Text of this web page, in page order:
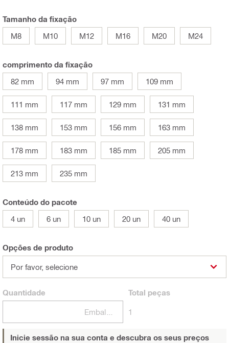
Tamanho da fixação
M8
M10 M12 M16 M20 M24
comprimento da fixação
82 mm
94 mm 97 mm 109 mm
111 mm 117 mm 129 mm 131 mm
138 mm 153 mm 156 mm 163 mm
178 mm 183 mm 185 mm 205 mm
213 mm 235 mm
Conteúdo do pacote
4 un
6 un 10 un 20 un 40 un
Opções de produto
Por favor, selecione
Quantidade Total peças
1
Inicie sessão na sua conta e descubra os seus preços